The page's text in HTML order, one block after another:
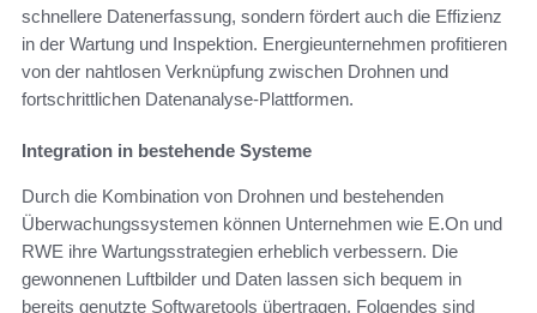
schnellere Datenerfassung, sondern fördert auch die Effizienz
in der Wartung und Inspektion. Energieunternehmen profitieren
von der nahtlosen Verknüpfung zwischen Drohnen und
fortschrittlichen Datenanalyse-Plattformen.
Integration in bestehende Systeme
Durch die Kombination von Drohnen und bestehenden
Überwachungssystemen können Unternehmen wie E.On und
RWE ihre Wartungsstrategien erheblich verbessern. Die
gewonnenen Luftbilder und Daten lassen sich bequem in
bereits genutzte Softwaretools übertragen. Folgendes sind